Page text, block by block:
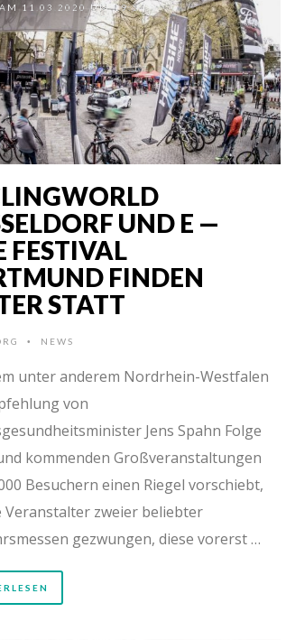
AM 11.03.2020 UM 19:54
UND E —
FESTIVAL
FINDEN
STATT
• NEWS
unter anderem Nordrhein-Westfalen
von
Jens Spahn Folge
kommenden Großveranstaltungen
Besuchern einen Riegel vorschiebt,
Veranstalter zweier beliebter
gezwungen, diese vorerst …